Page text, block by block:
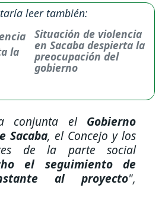
leer también:
Situación de violencia
en Sacaba despierta la
preocupación del
gobierno
conjunta el Gobierno
Sacaba, el Concejo y los
de la parte social
el seguimiento de
al proyecto",